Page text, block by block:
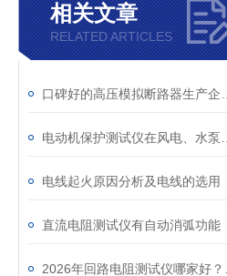
相关文章
RELATED ARTICLES
电线起火原因分析及电线的选用
直流电阻测试仪有自动消弧功能